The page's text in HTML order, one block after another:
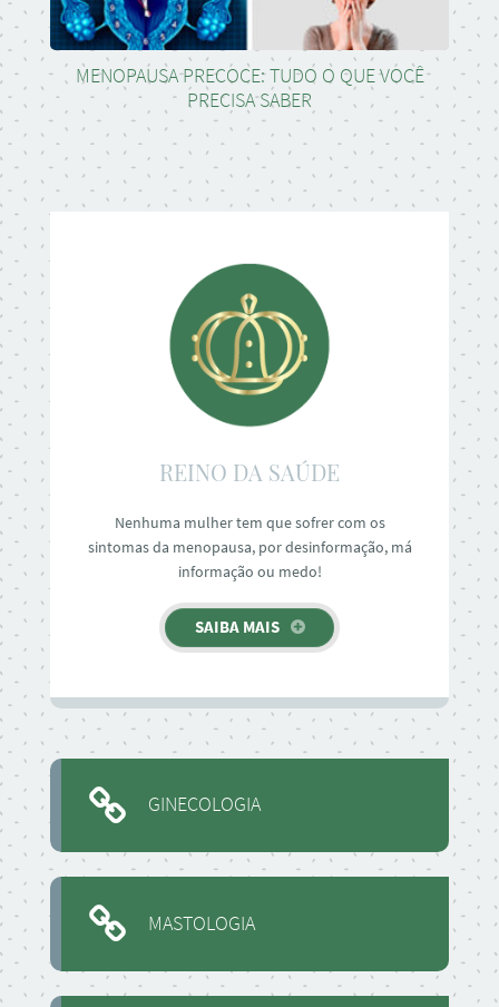
MENOPAUSA PRECOCE: TUDO O QUE VOCÊ
PRECISA SABER
REINO DA SAÚDE
Nenhuma mulher tem que sofrer com os
sintomas da menopausa, por desinformação, má
informação ou medo!
SAIBA MAIS
GINECOLOGIA
MASTOLOGIA